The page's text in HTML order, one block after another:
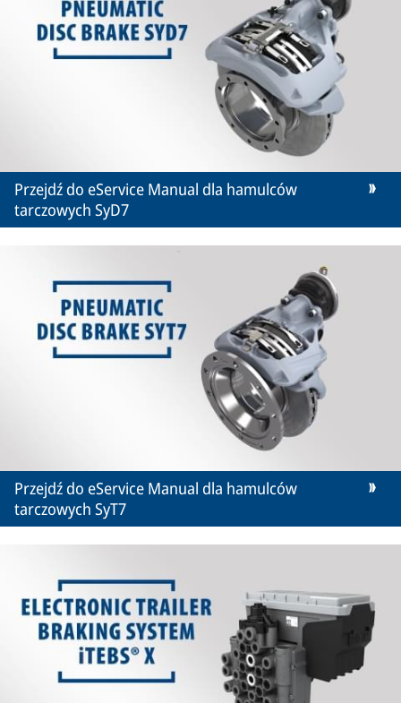
Przejdź do eService Manual dla hamulców
tarczowych SyD7
Przejdź do eService Manual dla hamulców
tarczowych SyT7